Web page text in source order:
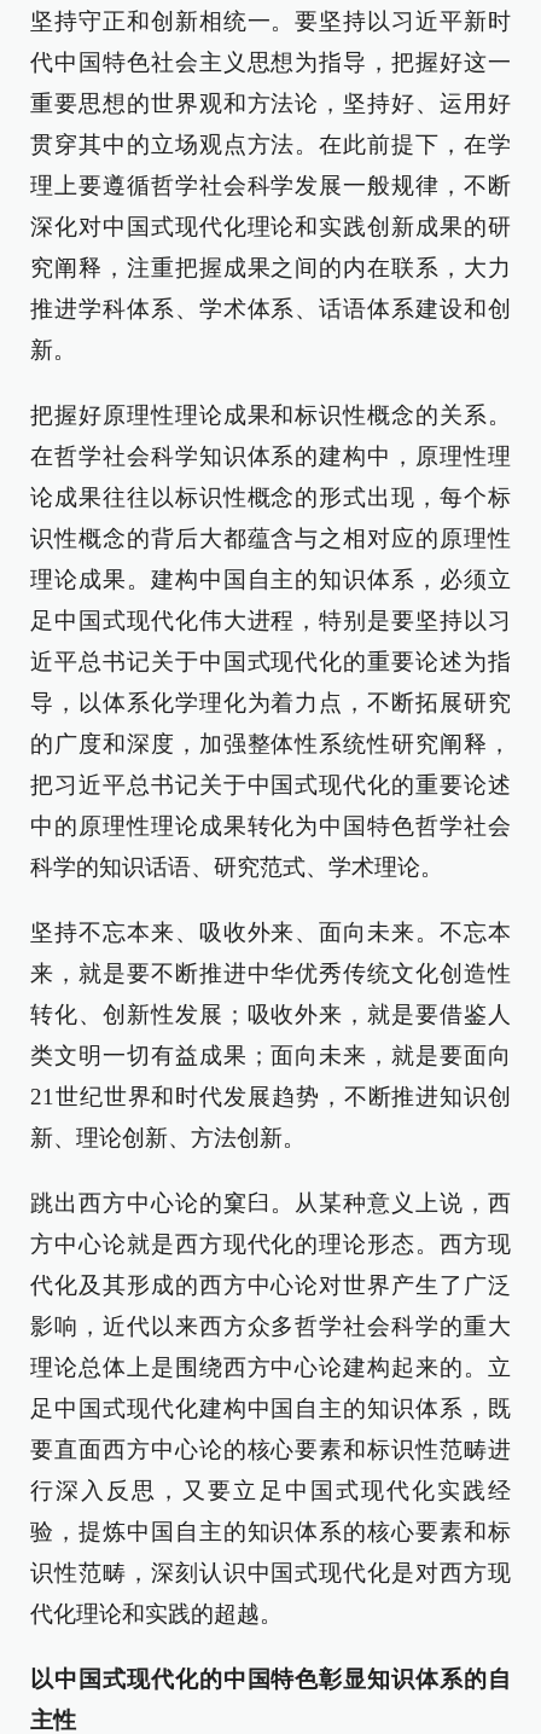
坚持守正和创新相统一。要坚持以习近平新时
代中国特色社会主义思想为指导，把握好这一
重要思想的世界观和方法论，坚持好、运用好
贯穿其中的立场观点方法。在此前提下，在学
理上要遵循哲学社会科学发展一般规律，不断
深化对中国式现代化理论和实践创新成果的研
究阐释，注重把握成果之间的内在联系，大力
推进学科体系、学术体系、话语体系建设和创
新。
把握好原理性理论成果和标识性概念的关系。
在哲学社会科学知识体系的建构中，原理性理
论成果往往以标识性概念的形式出现，每个标
识性概念的背后大都蕴含与之相对应的原理性
理论成果。建构中国自主的知识体系，必须立
足中国式现代化伟大进程，特别是要坚持以习
近平总书记关于中国式现代化的重要论述为指
导，以体系化学理化为着力点，不断拓展研究
的广度和深度，加强整体性系统性研究阐释，
把习近平总书记关于中国式现代化的重要论述
中的原理性理论成果转化为中国特色哲学社会
科学的知识话语、研究范式、学术理论。
坚持不忘本来、吸收外来、面向未来。不忘本
来，就是要不断推进中华优秀传统文化创造性
转化、创新性发展；吸收外来，就是要借鉴人
类文明一切有益成果；面向未来，就是要面向
21世纪世界和时代发展趋势，不断推进知识创
新、理论创新、方法创新。
跳出西方中心论的窠臼。从某种意义上说，西
方中心论就是西方现代化的理论形态。西方现
代化及其形成的西方中心论对世界产生了广泛
影响，近代以来西方众多哲学社会科学的重大
理论总体上是围绕西方中心论建构起来的。立
足中国式现代化建构中国自主的知识体系，既
要直面西方中心论的核心要素和标识性范畴进
行深入反思，又要立足中国式现代化实践经
验，提炼中国自主的知识体系的核心要素和标
识性范畴，深刻认识中国式现代化是对西方现
代化理论和实践的超越。
以中国式现代化的中国特色彰显知识体系的自
主性